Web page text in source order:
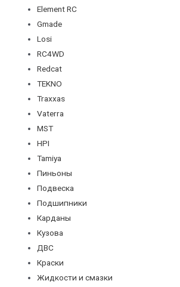
Element RC
Gmade
Losi
RC4WD
Redcat
TEKNO
Traxxas
Vaterra
MST
HPI
Tamiya
Пиньоны
Подвеска
Подшипники
Карданы
Кузова
ДВС
Краски
Жидкости и смазки